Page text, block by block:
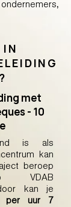
met
- 10
is als
kan
beroep
VDAB
kan je
per uur 7